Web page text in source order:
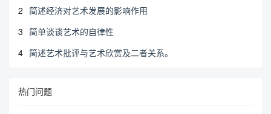
2 简述经济对艺术发展的影响作用
3 简单谈谈艺术的自律性
4 简述艺术批评与艺术欣赏及二者关系。
热门问题